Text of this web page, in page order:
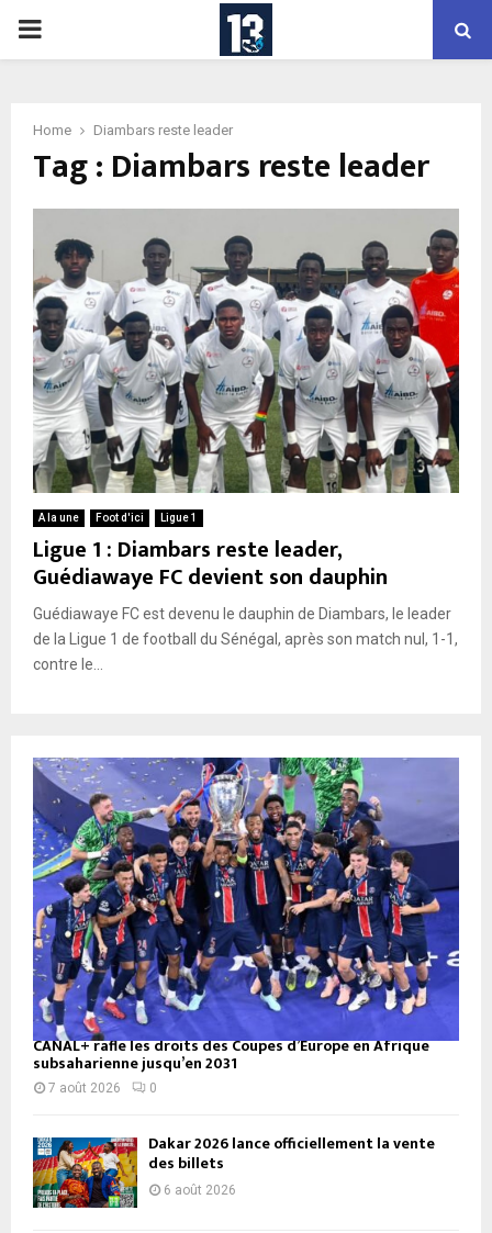
PRIMARY
Home Diambars reste leader
Tag : Diambars reste leader
A la une Foot d'ici Ligue 1
Ligue 1 : Diambars reste leader,
Guédiawaye FC devient son dauphin
Guédiawaye FC est devenu le dauphin de Diambars, le leader
de la Ligue 1 de football du Sénégal, après son match nul, 1-1,
contre le...
CANAL+ rafle les droits des Coupes d’Europe en Afrique
subsaharienne jusqu’en 2031
7 août 2026 0
Dakar 2026 lance officiellement la vente
des billets
6 août 2026